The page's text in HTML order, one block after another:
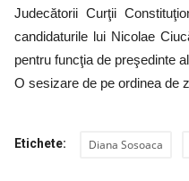
Judecătorii Curţii
candidaturile lui Nicolae
pentru funcţia de preşedinte
O sesizare de pe ordinea de
Etichete: Diana Sosoaca